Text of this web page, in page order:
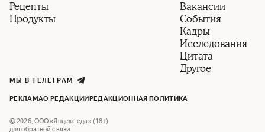
Рецепты
Продукты
Вакансии
События
Кадры
Исследования
Цитата
Другое
МЫ В ТЕЛЕГРАМ
РЕКЛАМАО РЕДАКЦИИРЕДАКЦИОННАЯ ПОЛИТИКА
©2026, ООО «Яндекс еда» (18+)
для обратной связи